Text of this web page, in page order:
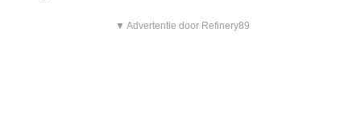
▼ Advertentie door Refinery89